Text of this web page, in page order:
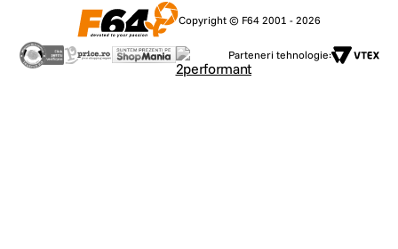
Copyright © F64 2001 - 2026
Parteneri tehnologie: